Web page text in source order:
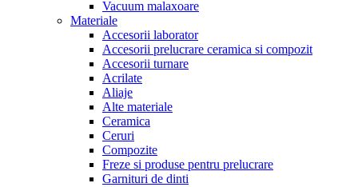
Vacuum malaxoare
Materiale
Accesorii laborator
Accesorii prelucrare ceramica si compozit
Accesorii turnare
Acrilate
Aliaje
Alte materiale
Ceramica
Ceruri
Compozite
Freze si produse pentru prelucrare
Garnituri de dinti